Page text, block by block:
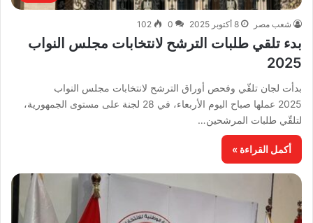
شعب مصر 8 أكتوبر 2025 0
102
بدء تلقي طلبات الترشح لانتخابات مجلس النواب
2025
بدأت لجان تلقّي وفحص أوراق الترشح لانتخابات مجلس النواب
2025 عملها صباح اليوم الأربعاء، في 28 لجنة على مستوى الجمهورية،
لتلقّي طلبات المرشحين…
أكمل القراءة »